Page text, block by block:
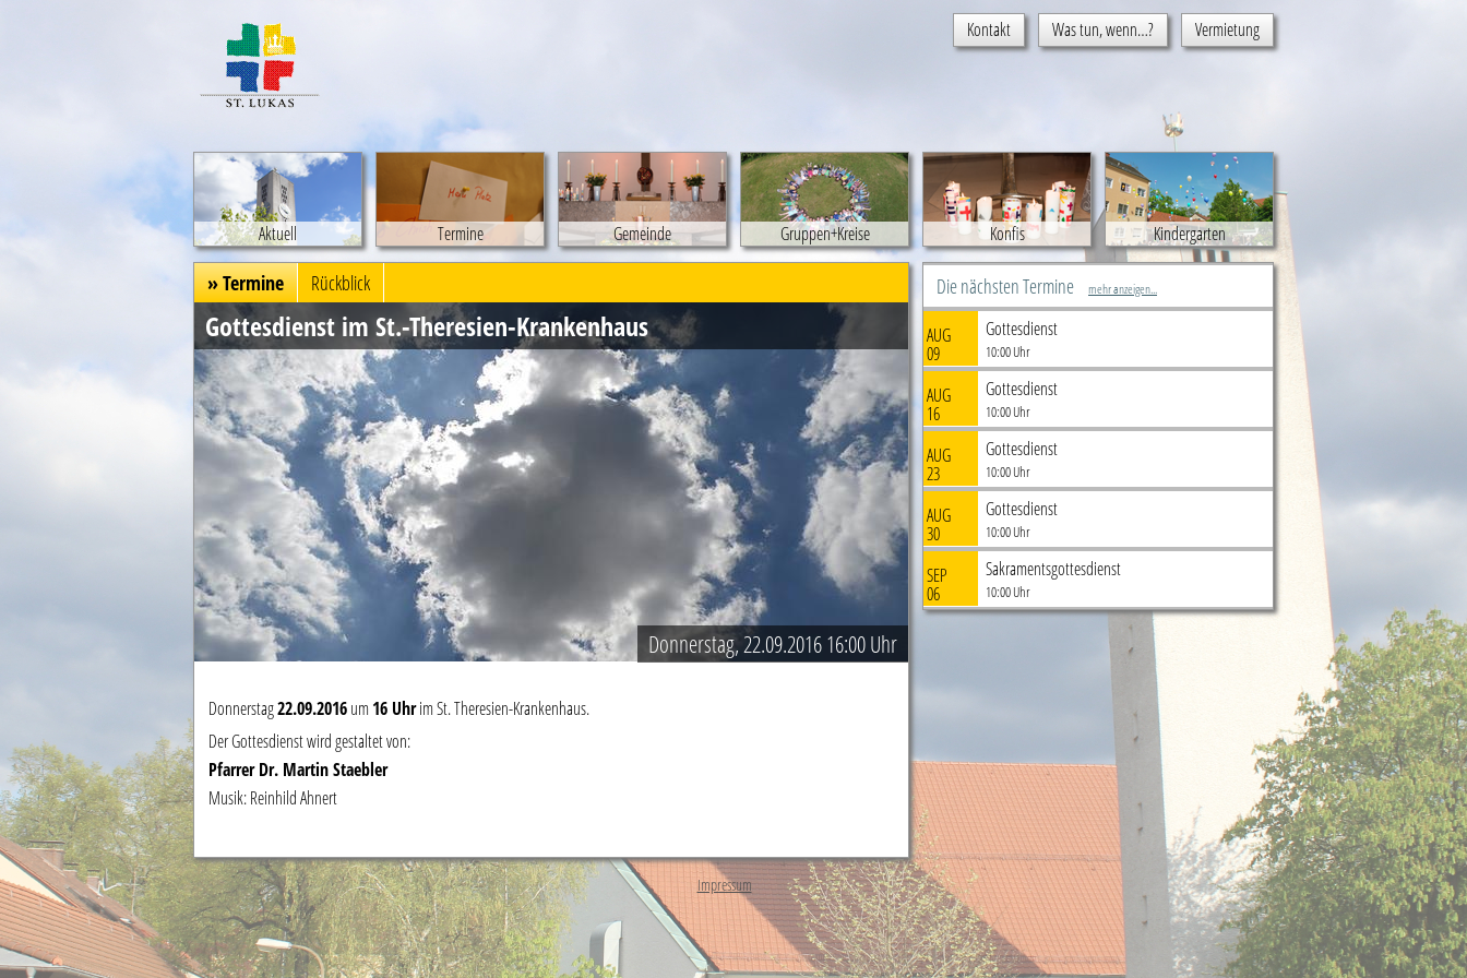
Kontakt Was tun, wenn…? Vermietung
Aktuell Termine Gemeinde Gruppen+Kreise Konfis Kindergarten
» Termine Rückblick
Gottesdienst im St.-Theresien-Krankenhaus
Donnerstag, 22.09.2016 16:00 Uhr
Donnerstag22.09.2016um 16 Uhrim St. Theresien-Krankenhaus.
Der Gottesdienst wird gestaltet von:
Pfarrer Dr. Martin Staebler
Musik: Reinhild Ahnert
Die nächsten Termine mehr anzeigen...
AUG
09
Gottesdienst
10:00 Uhr
AUG
16
Gottesdienst
10:00 Uhr
AUG
23
Gottesdienst
10:00 Uhr
AUG
30
Gottesdienst
10:00 Uhr
SEP
06
Sakramentsgottesdienst
10:00 Uhr
Impressum